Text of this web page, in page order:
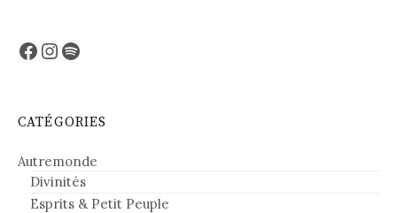
Facebook
Instagram
Spotify
CATÉGORIES
Autremonde
Divinités
Esprits & Petit Peuple